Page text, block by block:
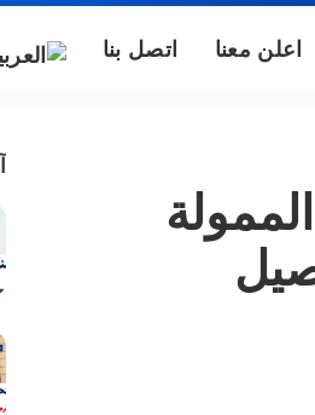
اعلن معنا اتصل بنا
حمد بن خليفة 2023 | الممولة